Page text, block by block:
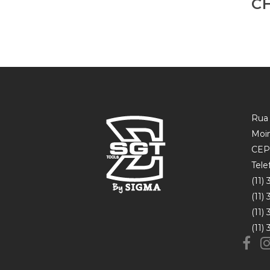
(11)
(11)
(11)
(11)